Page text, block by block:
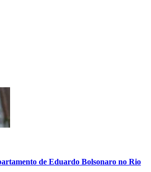
de Eduardo Bolsonaro no Rio